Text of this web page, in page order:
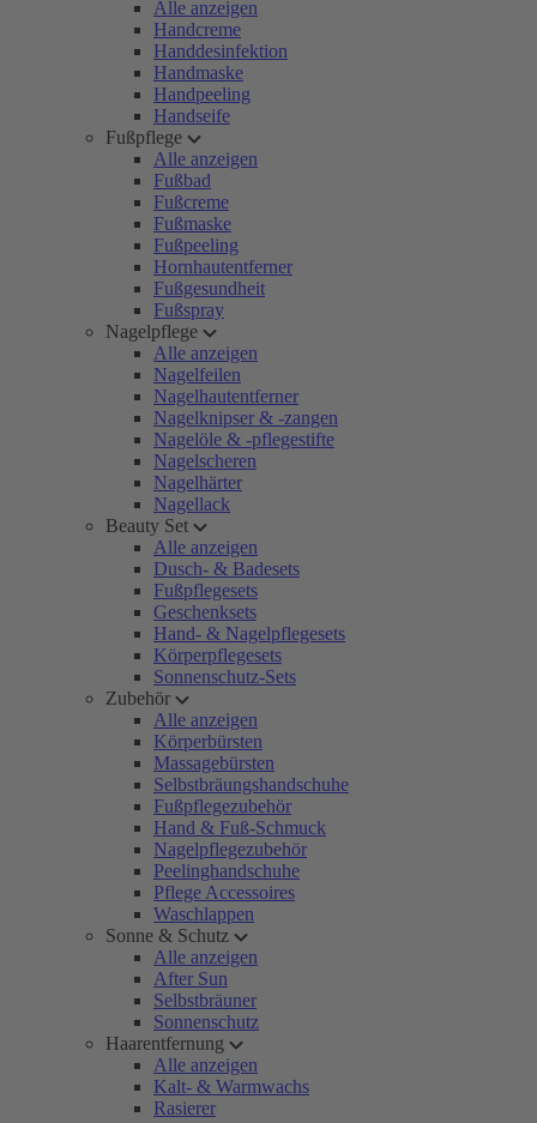
Alle anzeigen
Handcreme
Handdesinfektion
Handmaske
Handpeeling
Handseife
Fußpflege
Alle anzeigen
Fußbad
Fußcreme
Fußmaske
Fußpeeling
Hornhautentferner
Fußgesundheit
Fußspray
Nagelpflege
Alle anzeigen
Nagelfeilen
Nagelhautentferner
Nagelknipser & -zangen
Nagelöle & -pflegestifte
Nagelscheren
Nagelhärter
Nagellack
Beauty Set
Alle anzeigen
Dusch- & Badesets
Fußpflegesets
Geschenksets
Hand- & Nagelpflegesets
Körperpflegesets
Sonnenschutz-Sets
Zubehör
Alle anzeigen
Körperbürsten
Massagebürsten
Selbstbräungshandschuhe
Fußpflegezubehör
Hand & Fuß-Schmuck
Nagelpflegezubehör
Peelinghandschuhe
Pflege Accessoires
Waschlappen
Sonne & Schutz
Alle anzeigen
After Sun
Selbstbräuner
Sonnenschutz
Haarentfernung
Alle anzeigen
Kalt- & Warmwachs
Rasierer